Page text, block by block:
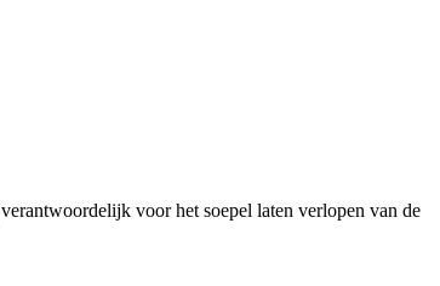
voor het soepel laten verlopen van de